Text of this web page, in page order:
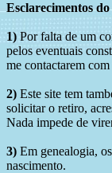
Esclarecimentos
1) Por falta de um
pelos eventuais
me contactarem
2) Este site tem
solicitar o retiro,
Nada impede de
3) Em genealogia,
nascimento.